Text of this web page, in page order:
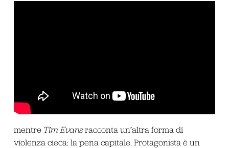
mentre Tim Evansracconta un’altra forma di
violenza cieca: la pena capitale. Protagonista è un